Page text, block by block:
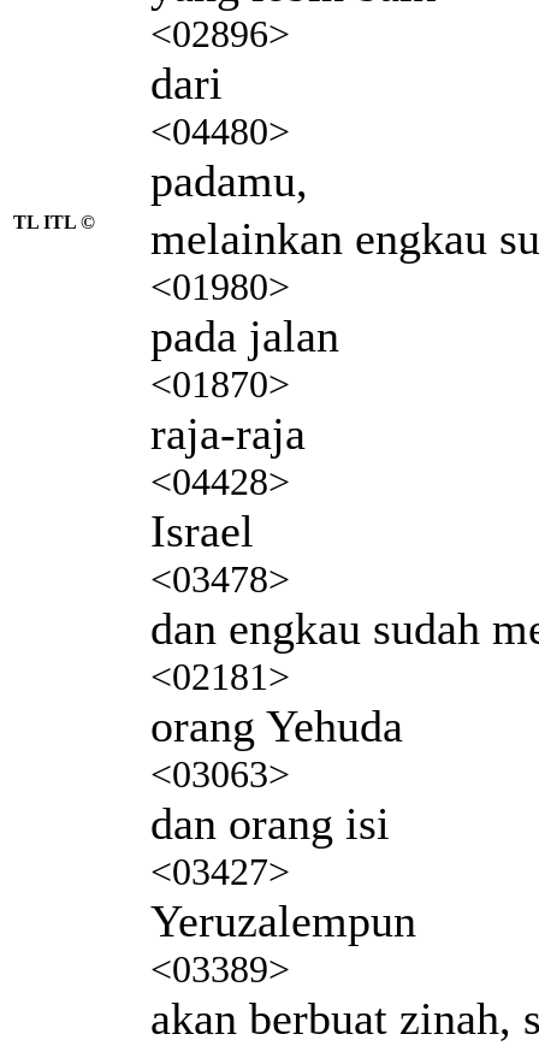
<02896>
dari
<04480>
padamu,
TL ITL © melainkan engkau
<01980>
pada jalan
<01870>
raja-raja
<04428>
Israel
<03478>
dan engkau sudah
<02181>
orang Yehuda
<03063>
dan orang isi
<03427>
Yeruzalempun
<03389>
akan berbuat zinah,